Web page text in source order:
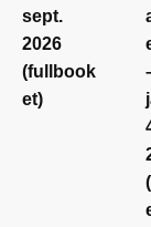
sept.
2026
(fullbook
et)